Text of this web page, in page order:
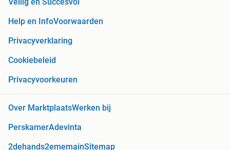
Veilig en Succesvol
Help en InfoVoorwaarden
Privacyverklaring
Cookiebeleid
Privacyvoorkeuren
Over MarktplaatsWerken bij
PerskamerAdevinta
2dehands2ememainSitemap